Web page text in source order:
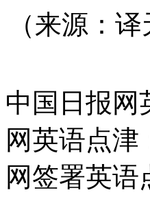
（来源：
中国日报网
网英语点
网签署英